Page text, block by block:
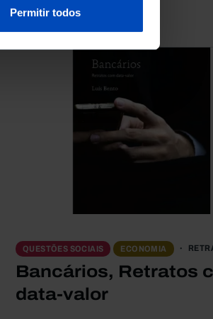
Permitir todos
QUESTÕES SOCIAIS ECONOMIA
Bancários, Retratos
data-valor